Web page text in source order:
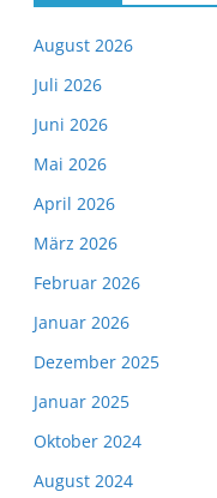
August 2026
Juli 2026
Juni 2026
Mai 2026
April 2026
März 2026
Februar 2026
Januar 2026
Dezember 2025
Januar 2025
Oktober 2024
August 2024